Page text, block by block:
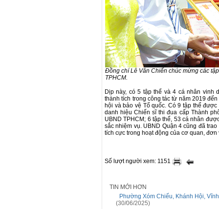
Đồng chí Lê Văn Chiến chúc mừng các
TPHCM.
Dịp này, có 5 tập thể và 4 cá nhân
thành tích trong công tác từ năm 2019
hội và bảo vệ Tổ quốc. Có 9 tập thể
danh hiệu Chiến sĩ thi đua cấp Thành
UBND TPHCM; 6 tập thể, 53 cá nhân
sắc nhiệm vụ. UBND Quận 4 cũng đã
tích cực trong hoạt động của cơ quan, đơn
Số lượt người xem: 1151
TIN MỚI HƠN
Phường Xóm Chiếu, Khánh Hội,
(30/06/2025)